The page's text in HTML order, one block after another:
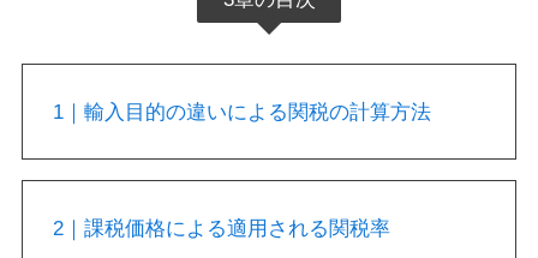
1｜輸入目的の違いによる関税の計算方法
2｜課税価格による適用される関税率